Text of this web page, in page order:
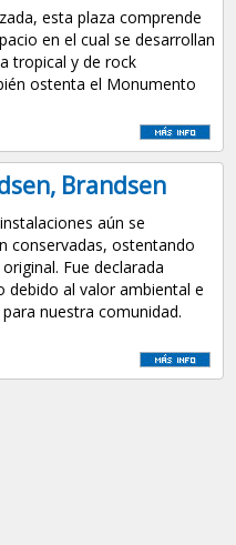
esta plaza comprende
en el cual se desarrollan
tropical y de rock
ostenta el Monumento
Brandsen
aún se
conservadas, ostentando
Fue declarada
debido al valor ambiental e
nuestra comunidad.